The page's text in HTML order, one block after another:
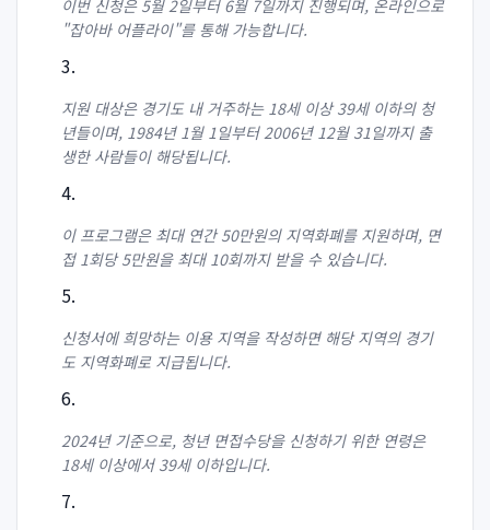
이번 신청은 5월 2일부터 6월 7일까지 진행되며, 온라인으로
"잡아바 어플라이"를 통해 가능합니다.
지원 대상은 경기도 내 거주하는 18세 이상 39세 이하의 청
년들이며, 1984년 1월 1일부터 2006년 12월 31일까지 출
생한 사람들이 해당됩니다.
이 프로그램은 최대 연간 50만원의 지역화폐를 지원하며, 면
접 1회당 5만원을 최대 10회까지 받을 수 있습니다.
신청서에 희망하는 이용 지역을 작성하면 해당 지역의 경기
도 지역화폐로 지급됩니다.
2024년 기준으로, 청년 면접수당을 신청하기 위한 연령은
18세 이상에서 39세 이하입니다.